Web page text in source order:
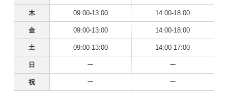
木 09:00-13:00 14:00-18:00
金 09:00-13:00 14:00-18:00
土 09:00-13:00 14:00-17:00
日 ー ー
祝 ー ー